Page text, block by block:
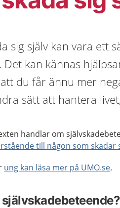
sig själv kan vara ett
Det kan kännas
du får ännu mer
sätt att hantera
handlar om
till någon som skadar
ung kan läsa mer på UMO.se.